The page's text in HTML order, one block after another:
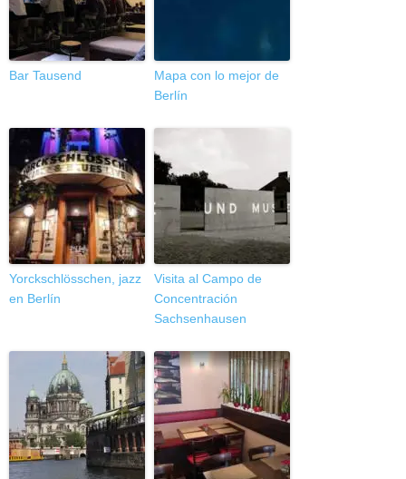
Bar Tausend
Mapa con lo mejor de
Berlín
Yorckschlösschen, jazz
en Berlín
Visita al Campo de
Concentración
Sachsenhausen